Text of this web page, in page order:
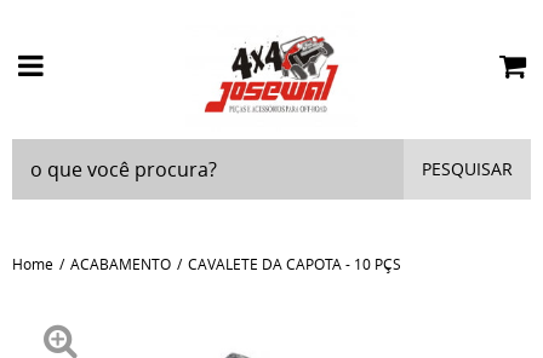
PESQUISAR
Home ACABAMENTO CAVALETE DA CAPOTA - 10 PÇS